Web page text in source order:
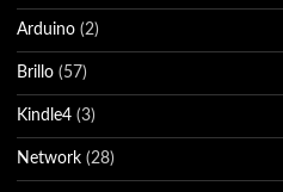
Arduino (2)
Brillo (57)
Kindle4 (3)
Network (28)